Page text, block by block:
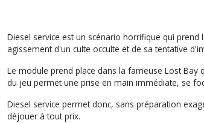
Diesel service est un scénario horrifique qui
agissement d'un culte occulte et de sa tentative
Le module prend place dans la fameuse Lost
du jeu permet une prise en main immédiate, se
Diesel service permet donc, sans préparation
déjouer à tout prix.